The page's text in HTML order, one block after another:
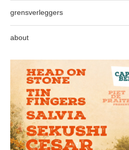
grensverleggers
about